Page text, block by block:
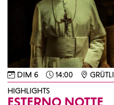
DIM 6 14:00
GRÜTLI
HIGHLIGHTS